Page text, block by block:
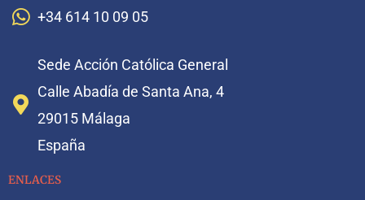
+34 614 10 09 05
Sede Acción Católica General
Calle Abadía de Santa Ana, 4
29015 Málaga
España
ENLACES